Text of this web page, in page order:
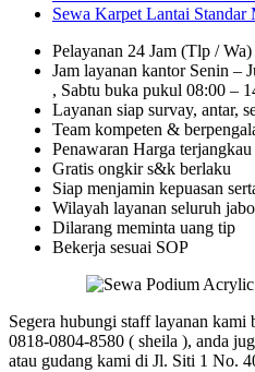
Sewa Karpet Lantai Standar
Pelayanan 24 Jam (Tlp / Wa)
Jam layanan kantor Senin –
, Sabtu buka pukul 08:00 –
Layanan siap survay, antar,
Team kompeten &
Penawaran Harga terjangkau
Gratis ongkir s&k berlaku
Siap menjamin kepuasan
Wilayah layanan seluruh
Dilarang meminta uang tip
Bekerja sesuai SOP
Segera hubungi staff layanan
0818-0804-8580 ( sheila ), anda
atau gudang kami di Jl. Siti 1 No.